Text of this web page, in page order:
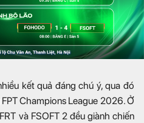
kết quả đáng chú ý, qua đó
Champions League 2026. Ở
và FSOFT 2 đều giành chiến